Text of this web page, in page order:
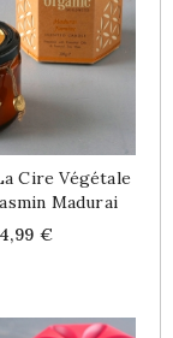
Cire Végétale
Madurai
€